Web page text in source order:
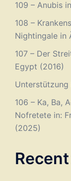
109 – Anubis
108 –
Nightingale in
107 – Der
Egypt (2016)
Unterstützung
106 – Ka, Ba,
Nofretete in:
(2025)